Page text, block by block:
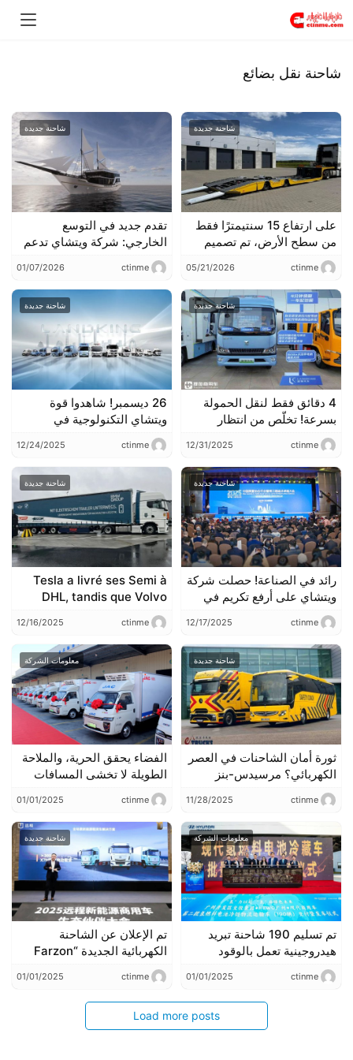
شاحنة نقل بضائع
شاحنة جديدة
على ارتفاع 15 سنتيمترًا فقط
من سطح الأرض، تم تصميم
هذا الشاحنة النصف مقطورة
للإنقاذ ذات الأرضية المنخفضة
جدًا خصيصًا لنقل الحافلات
الكبيرة، وستتيح لك تجربة
استخدامها في حالات الطوارئ.
ctinme
05/21/2026
شاحنة جديدة
تقدم جديد في التوسع
الخارجي: شركة ويتشاي تدعم
الإبحار الناجح للإبحار الخشبي
PHINISI في إندونيسيا
ctinme
01/07/2026
شاحنة جديدة
4 دقائق فقط لنقل الحمولة
بسرعة! تخلّص من انتظار
التحميل والتفريغ؟ شاهد
لقطات حية من شاحنة ويتشاي
للطاقة الجديدة لانغتشينغ يوي
إي إتش لنقل الحمولة بسرعة
ctinme
12/31/2025
شاحنة جديدة
26 ديسمبر! شاهدوا قوة
ويتشاي التكنولوجية في
المركبات التجارية الجديدة،
واستكشفوا استراتيجيتها
الرائدة!
ctinme
12/24/2025
شاحنة جديدة
رائد في الصناعة! حصلت شركة
ويتشاي على أرفع تكريم في
بناء فرق إدارة الجودة
ctinme
12/17/2025
شاحنة جديدة
Tesla a livré ses Semi à
DHL, tandis que Volvo
lance un camion
électrique de 14 tonnes !
Les dernières actualités
du secteur des camions à
l’étranger, en ligne avec
les tendances du 12.8-
12.14.
ctinme
12/16/2025
شاحنة جديدة
ثورة أمان الشاحنات في العصر
الكهربائي؟ مرسيدس-بنز
Truck (شاحنة الأمان)ctinme
11/28/2025
معلومات الشركة
الفضاء يحقق الحرية، والملاحة
الطويلة لا تخشى المسافات
البعيدة! تم تسليم الدفعة الأولى
من 8 سيارات شاحنة مبردة من
طراز كايدا U7 بنجاح.
ctinme
01/01/2025
معلومات الشركة
تم تسليم 190 شاحنة تبريد
هيدروجينية تعمل بالوقود
الخلوي من هيوانداي في
غوانغتشو بشكل جماعي،
لتوسيع حدود التطبيق
ctinme
01/01/2025
شاحنة جديدة
تم الإعلان عن الشاحنة
الكهربائية الجديدة “Farzon
تطوير شاحنات النقل
الكهربائية.
ctinme
01/01/2025
Load more posts